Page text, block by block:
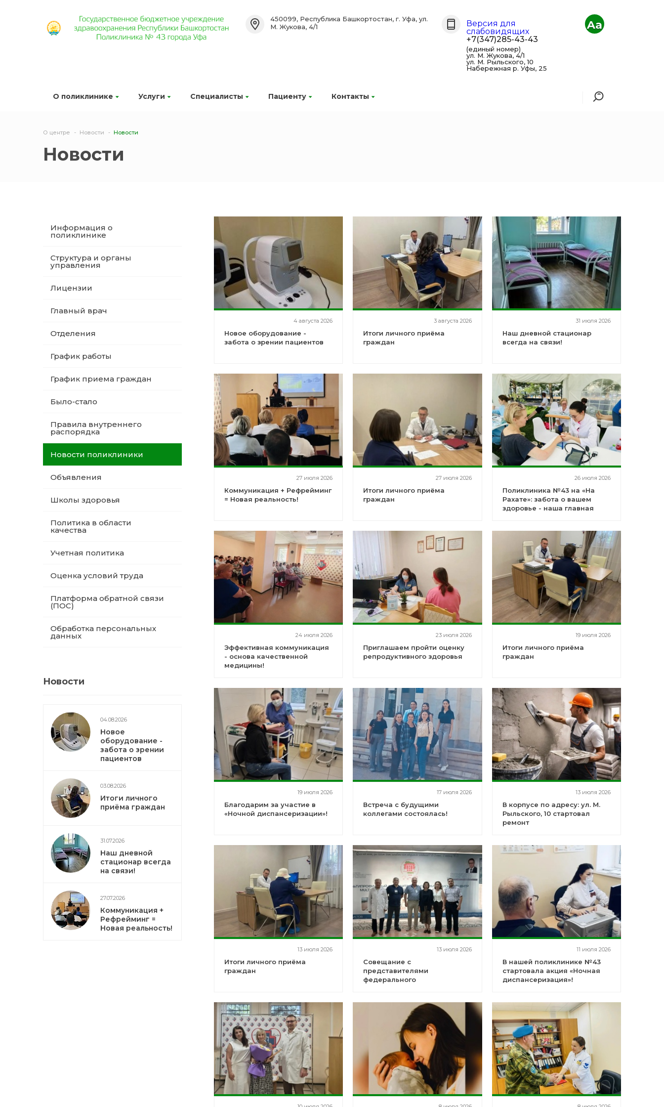
О поликлинике Услуги Специалисты Пациенту Контакты
450099, Республика Башкортостан, г. Уфа, ул.
М. Жукова, 4/1
Версия для
слабовидящих
+7(347)285-43-43
(единый номер)
ул. М. Жукова, 4/1
ул. М. Рыльского, 10
Набережная р. Уфы, 25
Aa
О центре Новости Новости
Новости
Информация о
поликлинике
Структура и органы
управления
Лицензии
Главный врач
Отделения
График работы
График приема граждан
Было-стало
Правила внутреннего
распорядка
Новости поликлиники
Объявления
Школы здоровья
Политика в области
качества
Учетная политика
Оценка условий труда
Платформа обратной связи
(ПОС)
Обработка персональных
данных
Новости
04.08.2026
Новое
оборудование -
забота о зрении
пациентов
03.08.2026
Итоги личного
приёма граждан
31.07.2026
Наш дневной
стационар всегда
на связи!
27.07.2026
Коммуникация +
Рефрейминг =
Новая реальность!
4 августа 2026
Новое оборудование -
забота о зрении пациентов
3 августа 2026
Итоги личного приёма
граждан
31 июля 2026
Наш дневной стационар
всегда на связи!
27 июля 2026
Коммуникация + Рефрейминг
= Новая реальность!
27 июля 2026
Итоги личного приёма
граждан
26 июля 2026
Поликлиника №43 на «На
Рахате»: забота о вашем
здоровье - наша главная
24 июля 2026
Эффективная коммуникация
- основа качественной
медицины!
23 июля 2026
Приглашаем пройти оценку
репродуктивного здоровья
19 июля 2026
Итоги личного приёма
граждан
19 июля 2026
Благодарим за участие в
«Ночной диспансеризации»!
17 июля 2026
Встреча с будущими
коллегами состоялась!
13 июля 2026
В корпусе по адресу: ул. М.
Рыльского, 10 стартовал
ремонт
13 июля 2026
Итоги личного приёма
граждан
13 июля 2026
Совещание с
представителями
федерального
11 июля 2026
В нашей поликлинике №43
стартовала акция «Ночная
диспансеризация»!